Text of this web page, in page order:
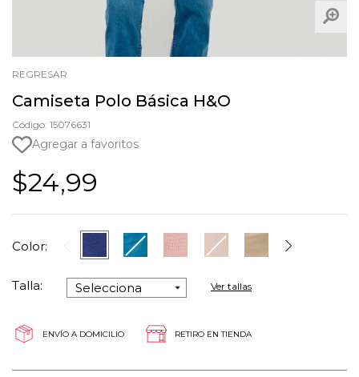
REGRESAR
Camiseta Polo Básica H&O
Código: 15076631
Agregar a favoritos
$24,99
Color:
Talla: Ver tallas
ENVÍO A DOMICILIO RETIRO EN TIENDA